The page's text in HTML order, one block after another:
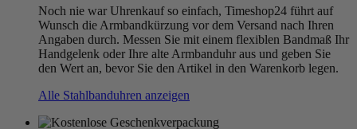
Noch nie war Uhrenkauf so einfach, Timeshop24 führt auf
Wunsch die Armbandkürzung vor dem Versand nach Ihren
Angaben durch. Messen Sie mit einem flexiblen Bandmaß Ihr
Handgelenk oder Ihre alte Armbanduhr aus und geben Sie
den Wert an, bevor Sie den Artikel in den Warenkorb legen.
Alle Stahlbanduhren anzeigen